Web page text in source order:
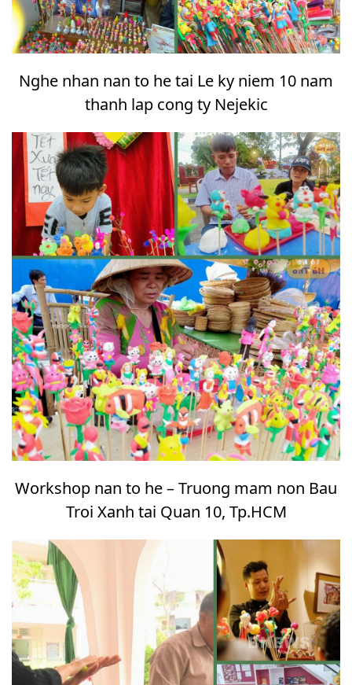
Nghe nhan nan to he tai Le ky niem 10 nam
thanh lap cong ty Nejekic
Workshop nan to he – Truong mam non Bau
Troi Xanh tai Quan 10, Tp.HCM